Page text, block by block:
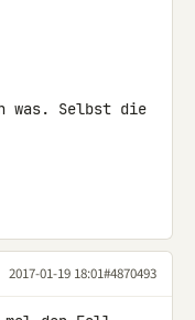
was. Selbst die
2017-01-19 18:01#4870493